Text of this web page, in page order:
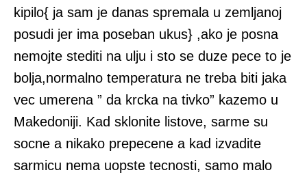
kipilo{ ja sam je danas spremala u zemljanoj
posudi jer ima poseban ukus} ,ako je posna
nemojte stediti na ulju i sto se duze pece to je
bolja,normalno temperatura ne treba biti jaka
vec umerena ” da krcka na tivko” kazemo u
Makedoniji. Kad sklonite listove, sarme su
socne a nikako prepecene a kad izvadite
sarmicu nema uopste tecnosti, samo malo